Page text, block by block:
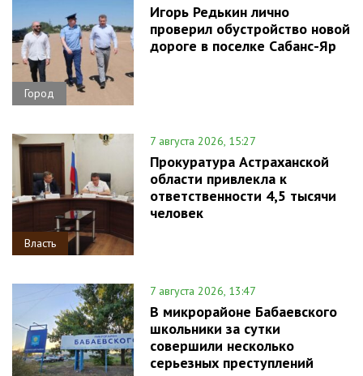
Город
Игорь Редькин лично
проверил обустройство новой
дороге в поселке Сабанс-Яр
Власть
7 августа 2026, 15:27
Прокуратура Астраханской
области привлекла к
ответственности 4,5 тысячи
человек
7 августа 2026, 13:47
В микрорайоне Бабаевского
школьники за сутки
совершили несколько
серьезных преступлений